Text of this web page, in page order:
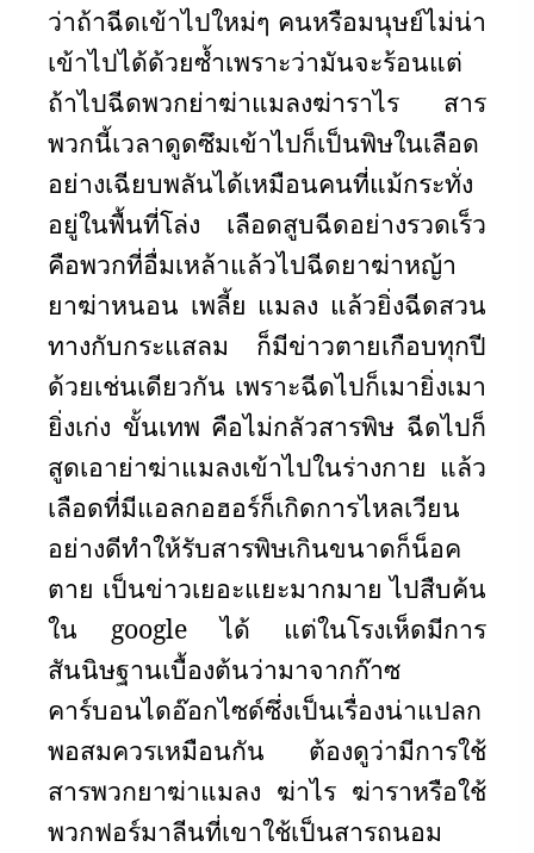
ว่าถ้าฉีดเข้าไปใหม่ๆ คนหรือมนุษย์ไม่น่า
เข้าไปได้ด้วยซ้ำเพราะว่ามันจะร้อนแต่
ถ้าไปฉีดพวกย่าฆ่าแมลงฆ่าราไร สาร
พวกนี้เวลาดูดซึมเข้าไปก็เป็นพิษในเลือด
อย่างเฉียบพลันได้เหมือนคนที่แม้กระทั่ง
อยู่ในพื้นที่โล่ง เลือดสูบฉีดอย่างรวดเร็ว
คือพวกที่อื่มเหล้าแล้วไปฉีดยาฆ่าหญ้า
ยาฆ่าหนอน เพลี้ย แมลง แล้วยิ่งฉีดสวน
ทางกับกระแสลม ก็มีข่าวตายเกือบทุกปี
ด้วยเช่นเดียวกัน เพราะฉีดไปก็เมายิ่งเมา
ยิ่งเก่ง ขั้นเทพ คือไม่กลัวสารพิษ ฉีดไปก็
สูดเอาย่าฆ่าแมลงเข้าไปในร่างกาย แล้ว
เลือดที่มีแอลกอฮอร์ก็เกิดการไหลเวียน
อย่างดีทำให้รับสารพิษเกินขนาดก็น็อค
ตาย เป็นข่าวเยอะแยะมากมาย ไปสืบค้น
ใน googleได้ แต่ในโรงเห็ดมีการ
สันนิษฐานเบื้องต้นว่ามาจากก๊าซ
คาร์บอนไดอ๊อกไซด์ซึ่งเป็นเรื่องน่าแปลก
พอสมควรเหมือนกัน ต้องดูว่ามีการใช้
สารพวกยาฆ่าแมลง ฆ่าไร ฆ่าราหรือใช้
พวกฟอร์มาลีนที่เขาใช้เป็นสารถนอม